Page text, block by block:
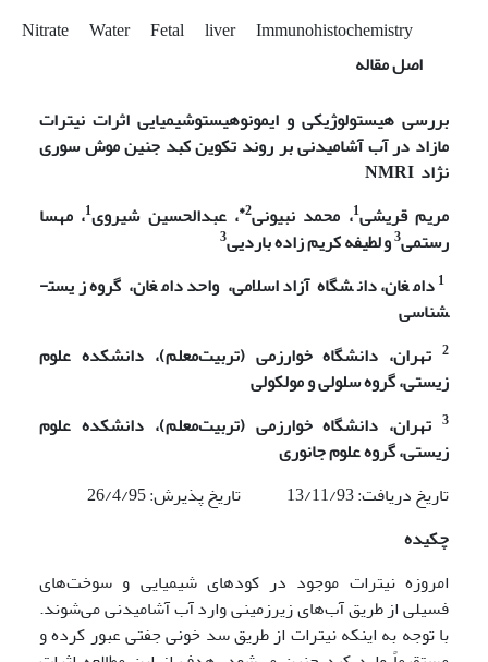
Nitrate Water Fetal liver Immunohistochemistry
اصل مقاله
بررسی هیستولوژیکی و ایمونوهیستوشیمیایی اثرات نیترات
مازاد در آب آشامیدنی بر روند تکوین کبد جنین موش سوری
نژاد NMRI
مریم قریشی1، محمد نبیونی2* ، عبدالحسین شیروی1، مهسا
رستمی3ولطیفه کریم زاده باردیی3
1
دامغان، دانشگاه آزاد اسلامی، واحد دامغان، گروه زیست­
شناسی
2 تهران، دانشگاه خوارزمی (تربیت‌معلم)، دانشکده علوم
زیستی، گروه سلولی و مولکولی
3 تهران، دانشگاه خوارزمی (تربیت‌معلم)، دانشکده علوم
زیستی، گروه علوم جانوری
تاریخ دریافت: 13/11/93 تاریخ پذیرش: 26/4/95
چکیده
امروزه نیترات موجود در کودهای شیمیایی و سوخت‌های
فسیلی از طریق آب‌های زیرزمینی وارد آب آشامیدنی می‌شوند.
با توجه به اینکه نیترات از طریق سد خونی جفتی عبور کرده و